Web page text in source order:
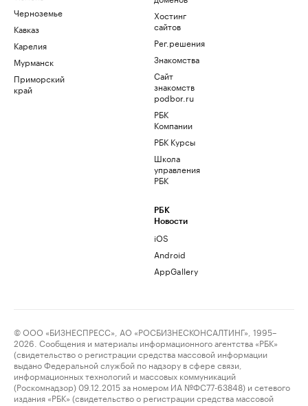
Черноземье
Кавказ
Карелия
Мурманск
Приморский
край
Хостинг
сайтов
Рег.решения
Знакомства
Сайт
знакомств
podbor.ru
РБК
Компании
РБК Курсы
Школа
управления
РБК
РБК
Новости
iOS
Android
AppGallery
© ООО «БИЗНЕСПРЕСС», АО «РОСБИЗНЕСКОНСАЛТИНГ», 1995–
2026. Сообщения и материалы информационного агентства «РБК»
(свидетельство о регистрации средства массовой информации
выдано Федеральной службой по надзору в сфере связи,
информационных технологий и массовых коммуникаций
(Роскомнадзор) 09.12.2015 за номером ИА №ФС77-63848) и сетевого
издания «РБК» (свидетельство о регистрации средства массовой